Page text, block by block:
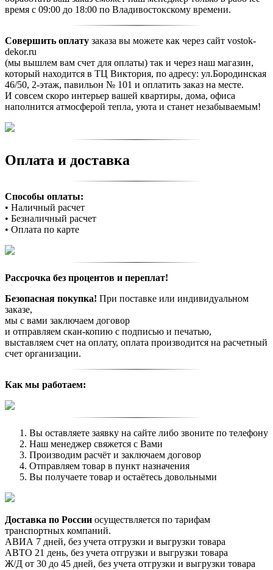
время с 09:00 до 18:00 по Владивостокскому времени.
Совершить оплату заказа вы можете как через сайт vostok-
dekor.ru
(мы вышлем вам счет для оплаты) так и через наш магазин,
который находится в ТЦ Виктория, по адресу: ул.Бородинская
46/50, 2-этаж, павильон № 101 и оплатить заказ на месте.
И совсем скоро интерьер вашей квартиры, дома, офиса
наполнится атмосферой тепла, уюта и станет незабываемым!
Оплата и доставка
Способы оплаты:
• Наличный расчет
• Безналичный расчет
• Оплата по карте
Рассрочка без процентов и переплат!
Безопасная покупка! При поставке или индивидуальном
заказе,
мы с вами заключаем договор
и отправляем скан-копию с подписью и печатью,
выставляем счет на оплату, оплата производится на расчетный
счет организации.
Как мы работаем:
Вы оставляете заявку на сайте либо звоните по телефону
Наш менеджер свяжется с Вами
Производим расчёт и заключаем договор
Отправляем товар в пункт назначения
Вы получаете товар и остаётесь довольными
Доставка по России осуществляется по тарифам
транспортных компаний.
АВИА 7 дней, без учета отгрузки и выгрузки товара
АВТО 21 день, без учета отгрузки и выгрузки товара
Ж/Д от 30 до 45 дней, без учета отгрузки и выгрузки товара